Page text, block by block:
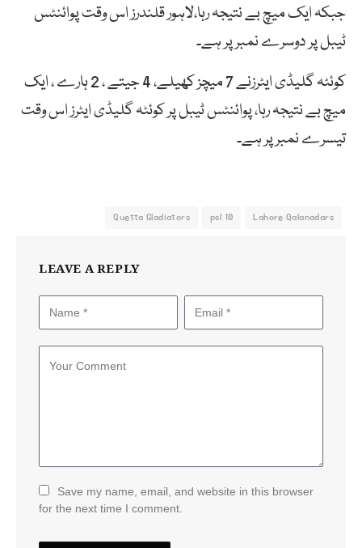
جبکہ ایک میچ بے نتیجہ رہا،لاہور قلندرز اس وقت پوائنٹس
ٹیبل پر دوسرے نمبر پر ہے۔
کوئٹہ گلیڈی ایٹرزنے 7 میچز کھیلے، 4 جیتے ، 2 ہارے ، ایک
میچ بے نتیجہ رہا، پوائنٹس ٹیبل پر کوئٹہ گلیڈی ایٹرز اس وقت
تیسرے نمبر پر ہے۔
Lahore Qalanadars
psl 10
Quetta Gladiators
LEAVE A REPLY
Save my name, email, and website in this browser
for the next time I comment.